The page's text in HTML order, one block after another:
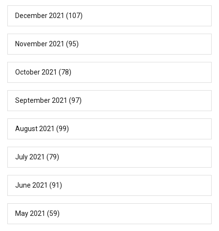
December 2021 (107)
November 2021 (95)
October 2021 (78)
September 2021 (97)
August 2021 (99)
July 2021 (79)
June 2021 (91)
May 2021 (59)